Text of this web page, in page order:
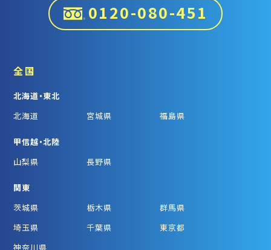
0120-080-451
全国
北海道・東北
北海道
宮城県 福島県
甲信越・北陸
山梨県
長野県
関東
茨城県
栃木県
群馬県
埼玉県
千葉県
東京都
神奈川県